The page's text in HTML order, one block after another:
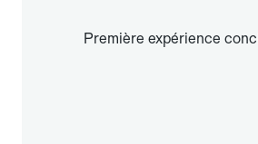
Première expérience